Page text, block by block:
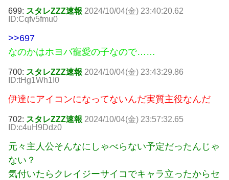
699: スタレZZZ速報 2024/10/04(金) 23:40:20.62
ID:Cqfv5fmu0
>>697
なのかはホヨバ寵愛の子なので……
700: スタレZZZ速報 2024/10/04(金) 23:43:29.86
ID:tHg1Wh1I0
伊達にアイコンになってないんだ実質主役なんだ
702: スタレZZZ速報 2024/10/04(金) 23:57:32.65
ID:c4uH9Ddz0
元々主人公そんなにしゃべらない予定だったんじゃ
ない？
気付いたらクレイジーサイコでキャラ立ったからセ